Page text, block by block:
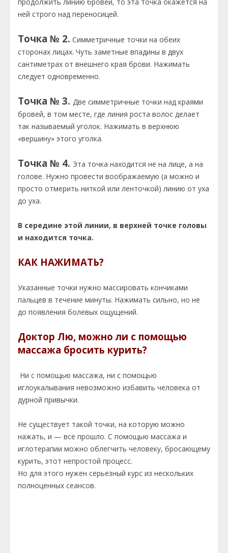
ней строго над переносицей.
Точка № 2. Симметричные точки на обеих
сторонах лицах. Чуть заметные впадины в двух
сантиметрах от внешнего края брови. Нажимать
следует одновременно.
Точка № 3. Две симметричные точки над краями
бровей, в том месте, где линия роста волос делает
так называемый уголок. Нажимать в верхнюю
«вершину» этого уголка.
Точка № 4. Эта точка находится не на лице, а на
голове. Нужно провести воображаемую (а можно и
просто отмерить ниткой или ленточкой) линию от уха
до уха.
В середине этой линии, в верхней точке головы
и находится точка.
КАК НАЖИМАТЬ?
Указанные точки нужно массировать кончиками
пальцев в течение минуты. Нажимать сильно, но не
до появления болевых ощущений.
Доктор Лю, можно ли с помощью
массажа бросить курить?
Ни с помощью массажа, ни с помощью
иглоукалывания невозможно избавить человека от
дурной привычки.
Не существует такой точки, на которую можно
нажать, и — все прошло. С помощью массажа и
иглотерапии можно облегчить человеку, бросающему
курить, этот непростой процесс.
Но для этого нужен серьезный курс из нескольких
полноценных сеансов.